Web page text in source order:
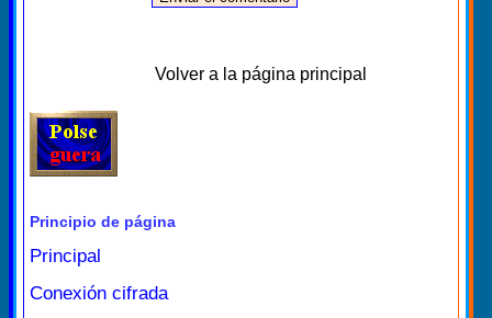
Volver a la página principal
Principio de página
Principal
Conexión cifrada